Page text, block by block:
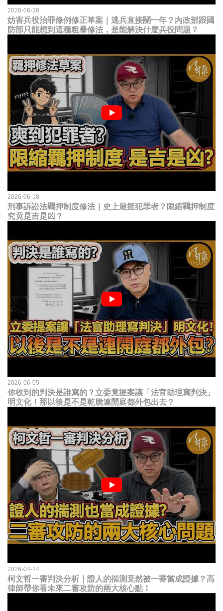
2026-06-26
妨害兵役治罪條例修正草案｜逃兵直接關一年？內政部跟國
防部只能想到這種粗暴修法，是能解決什麼兵役問題？
2026-06-18
刑事訴訟法羈押制度修法｜史上最挺犯罪者？限縮羈押制度
究竟是吉是凶？
2026-06-05
你收到的判決是誰寫的？立委竟提案讓「法官助理寫判決」
明文化！那以後是不是乾脆連開庭都外包出去？
2026-04-24
柯文哲一審判決分析｜證人的揣測竟然被一審當成證據？高
律師帶你看未來二審攻防的兩大核心點！